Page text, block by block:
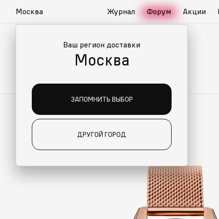
Москва
Ваш регион доставки
Москва
ЗАПОМНИТЬ ВЫБОР
ДРУГОЙ ГОРОД
Журнал Форум Акции
ДЛЯ ВАС